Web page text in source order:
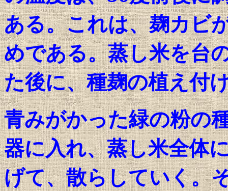
ある。これは、麹カビ
めである。蒸し米を台
た後に、種麹の植え付
青みがかった緑の粉の
器に入れ、蒸し米全体
げて、散らしていく。